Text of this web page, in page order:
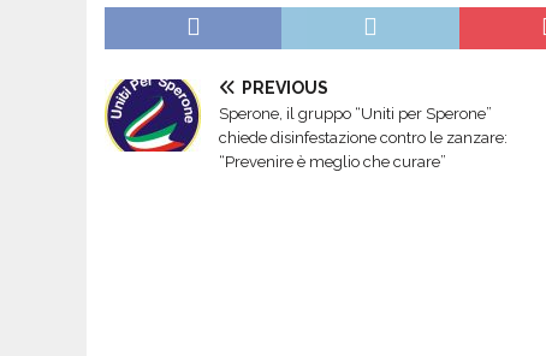
PREVIOUS
Sperone, il gruppo “Uniti per Sperone”
chiede disinfestazione contro le zanzare:
“Prevenire è meglio che curare”